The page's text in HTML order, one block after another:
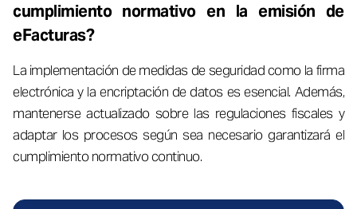
cumplimiento normativo en la emisión de
eFacturas?
La implementación de medidas de seguridad como la firma
electrónica y la encriptación de datos es esencial. Además,
mantenerse actualizado sobre las regulaciones fiscales y
adaptar los procesos según sea necesario garantizará el
cumplimiento normativo continuo.